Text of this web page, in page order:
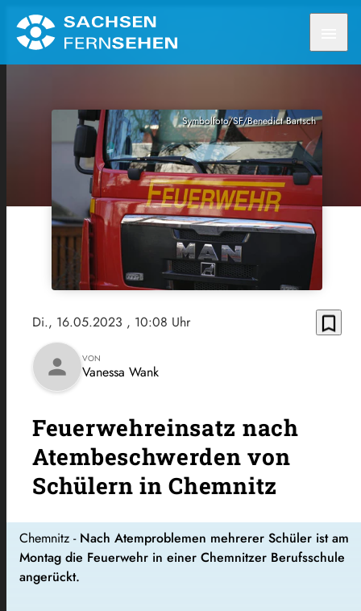
Symbolfoto/SF/Benedict Bartsch
Di., 16.05.2023 , 10:08 Uhr bookmark_border
person VON
Vanessa Wank
Feuerwehreinsatz nach
Atembeschwerden von
Schülern in Chemnitz
Chemnitz - Nach Atemproblemen mehrerer Schüler ist am
Montag die Feuerwehr in einer Chemnitzer Berufsschule
angerückt.